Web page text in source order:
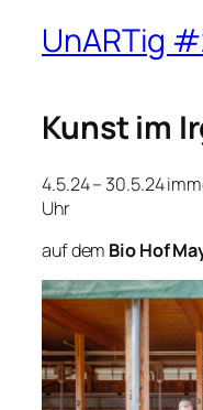
UnARTig
Kunst im
4.5.24 – 30.5.24
Uhr
auf dem Bio Hof